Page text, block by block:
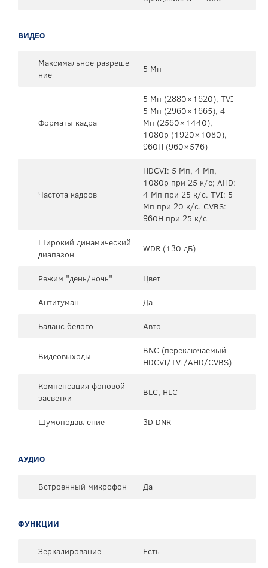
ВИДЕО
Максимальное разреше
ние
5 Мп
Форматы кадра
5 Mп (2880×1620), TVI
5 Mп (2960×1665), 4
Mп (2560×1440),
1080p (1920×1080),
960H (960×576)
Частота кадров
HDCVI: 5 Мп, 4 Мп,
1080p при 25 к/с; AHD:
4 Мп при 25 к/с. TVI: 5
Мп при 20 к/с. CVBS:
960H при 25 к/с
Широкий динамический
диапазон
WDR (130 дБ)
Режим "день/ночь"
Цвет
Антитуман
Да
Баланс белого
Авто
Видеовыходы
BNC (переключаемый
HDCVI/TVI/AHD/CVBS)
Компенсация фоновой
засветки
BLC, HLC
Шумоподавление 3D DNR
АУДИО
Встроенный микрофон Да
ФУНКЦИИ
Зеркалирование
Есть